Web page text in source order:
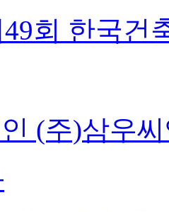
49회 한국건
(주)삼우